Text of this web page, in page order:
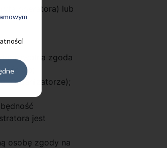
operatora) lub
zgoda
(Organizatorze);
jest
osobę zgody na